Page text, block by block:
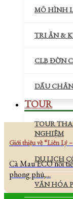
MÔ HÌNH
TRI ÂN &
CLB ĐỜN
DẤU
TOUR
TOUR
NGHIỆM
DU LỊCH
VĂN HÓA
Giới thiệu về “Liên Lý
Cà Mau ECO nổi
phong phú,...